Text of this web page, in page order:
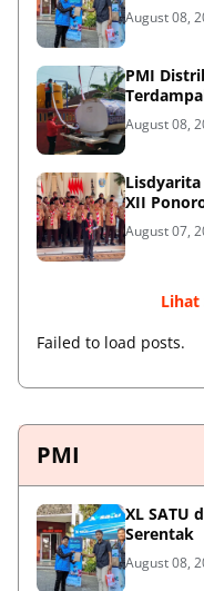
August 08,
PMI
August 08,
Lisdyarita
XII
August 07,
Lihat
Failed to load posts.
PMI
XL SATU
Serentak
August 08,